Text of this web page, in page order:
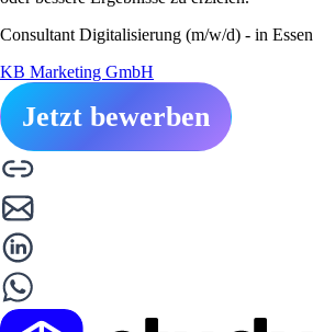
Consultant Digitalisierung (m/w/d) - in Essen
KB Marketing GmbH
Jetzt bewerben